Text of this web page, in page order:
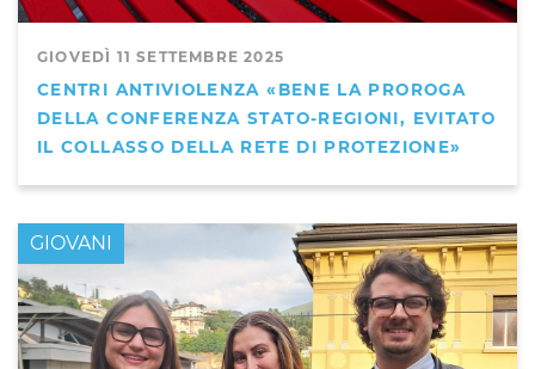
GIOVEDÌ 11 SETTEMBRE 2025
CENTRI ANTIVIOLENZA «BENE LA PROROGA
DELLA CONFERENZA STATO-REGIONI, EVITATO
IL COLLASSO DELLA RETE DI PROTEZIONE»
GIOVANI